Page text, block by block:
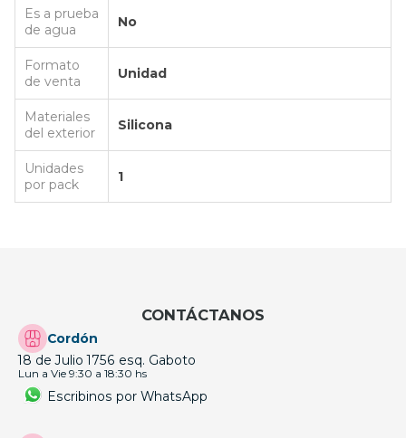
Es a prueba
de agua
No
Formato
de venta
Unidad
Materiales
del exterior
Silicona
Unidades
por pack
1
CONTÁCTANOS
Cordón
18 de Julio 1756 esq. Gaboto
Lun a Vie 9:30 a 18:30 hs
Escribinos por WhatsApp